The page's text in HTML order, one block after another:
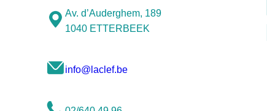
Av. d’Auderghem, 189
1040 ETTERBEEK
info@laclef.be